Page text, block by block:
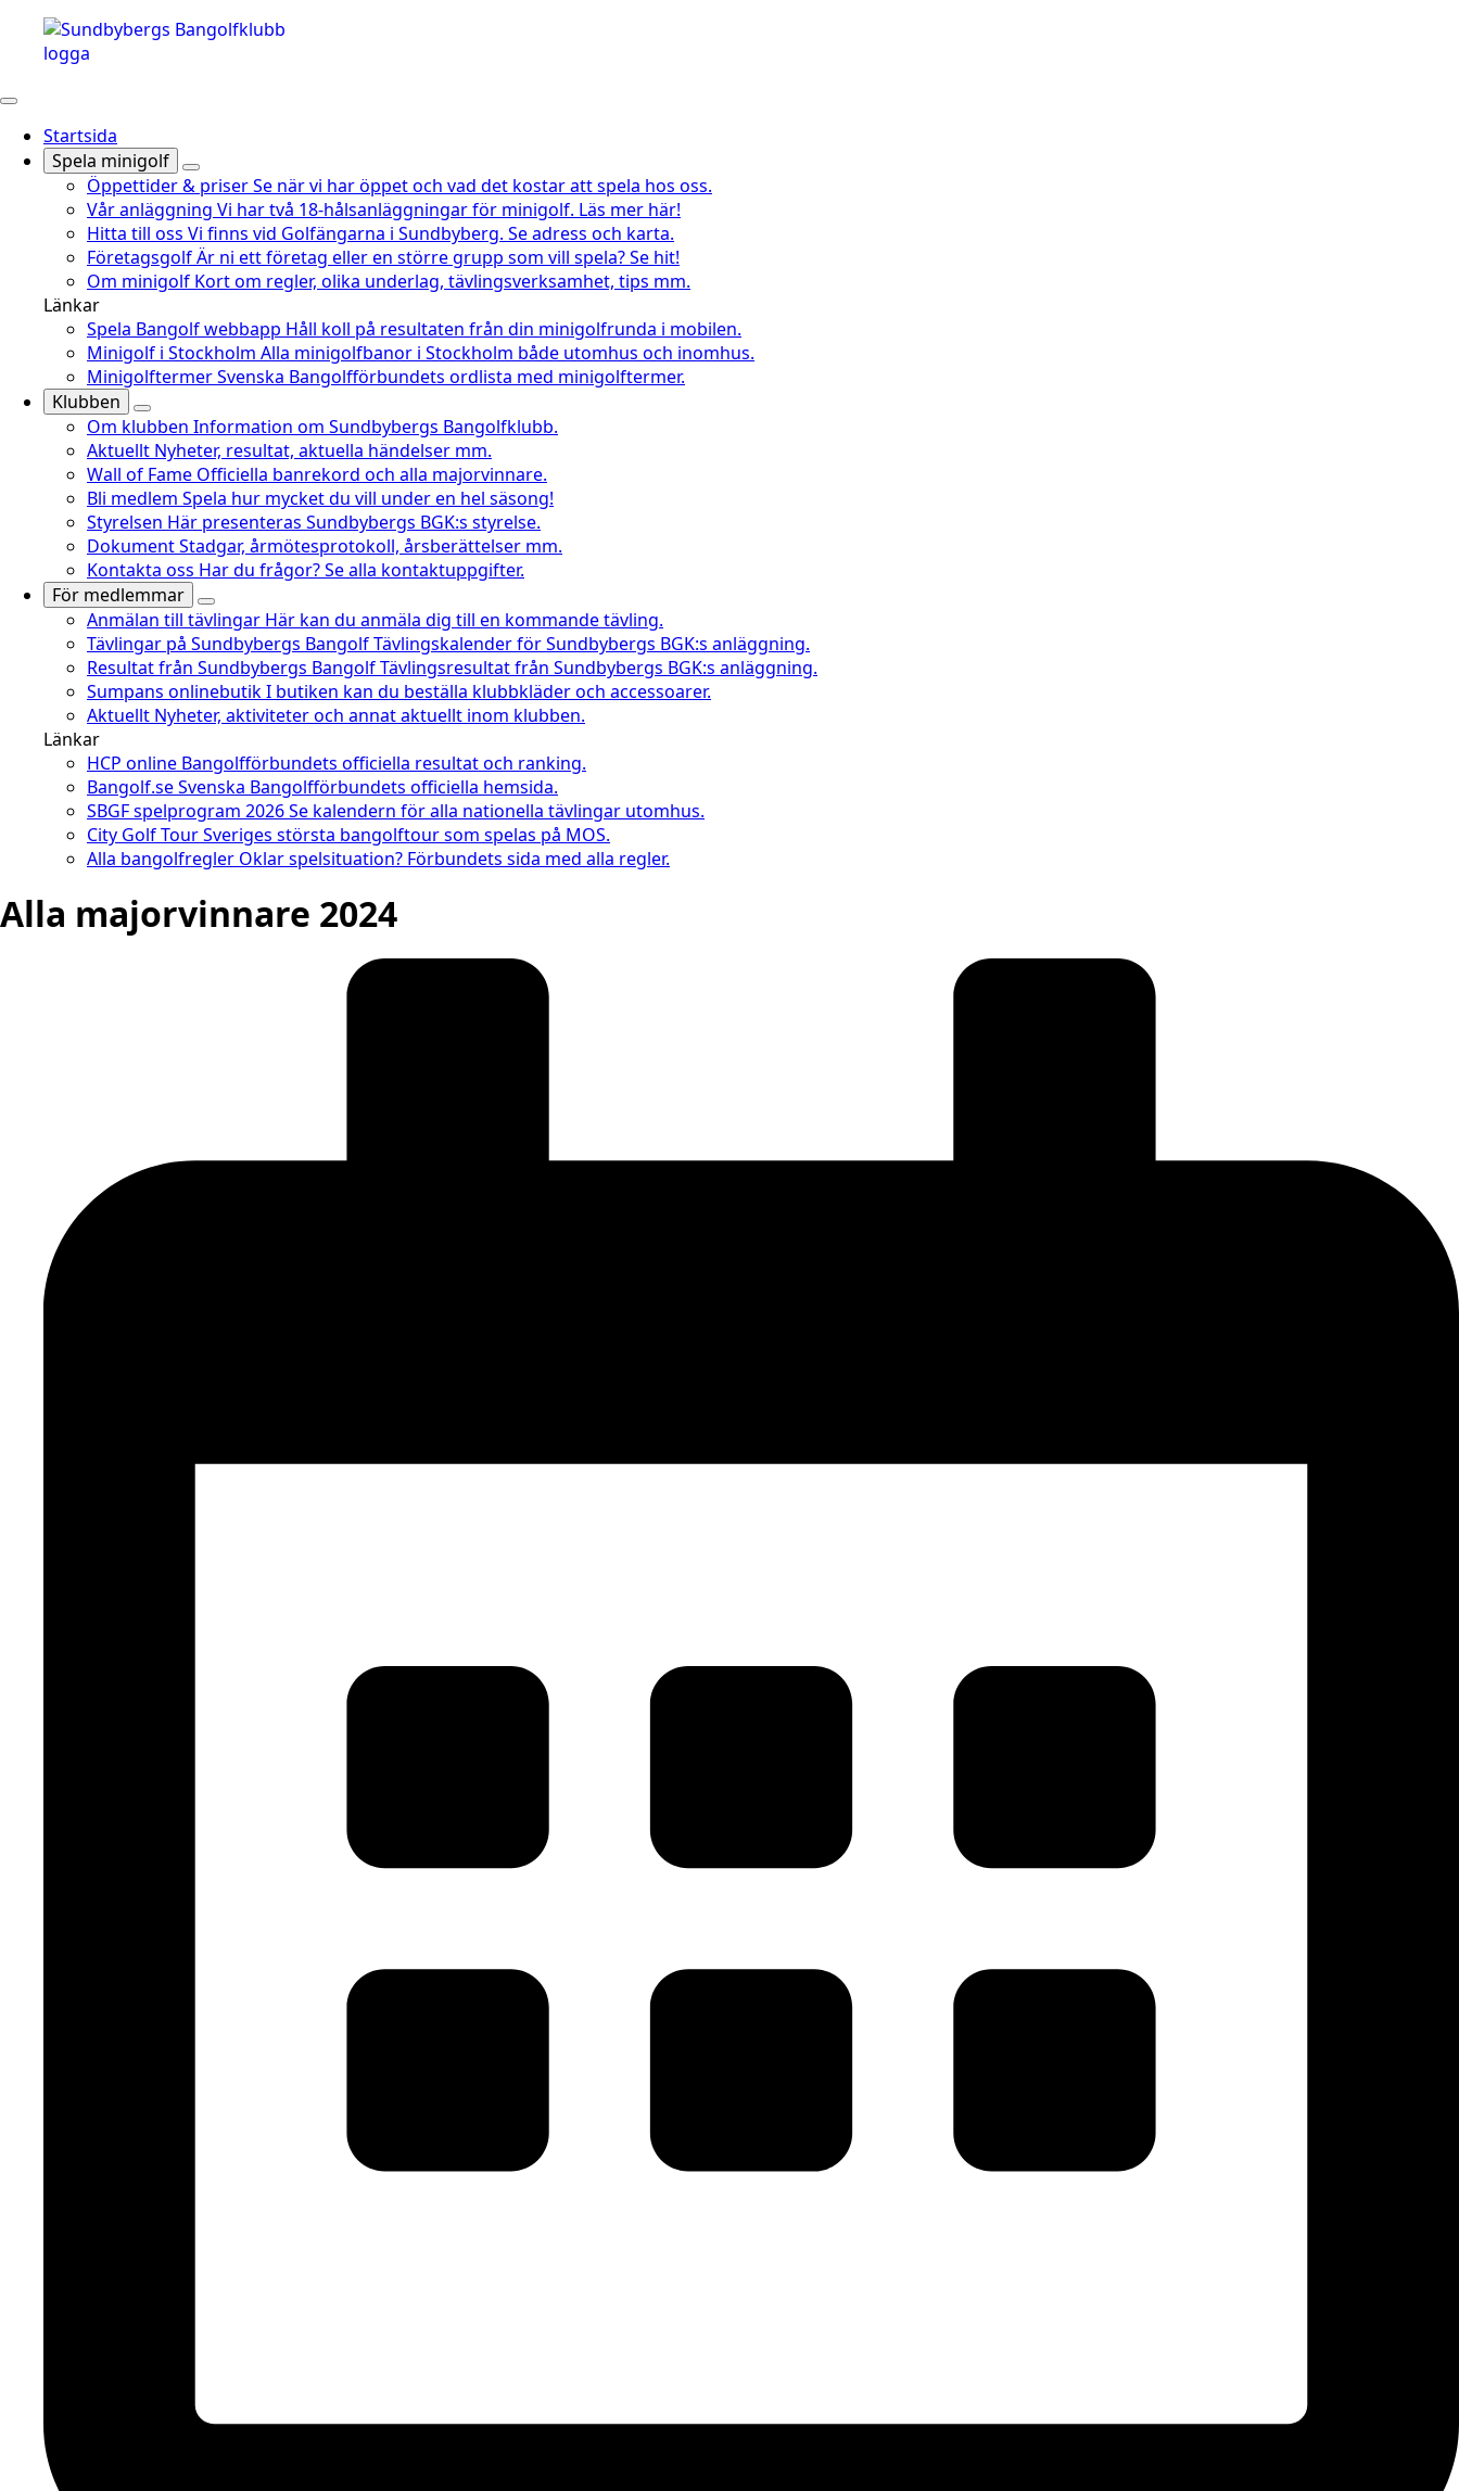
Startsida
Spela minigolf
Öppettider & priserSe när vi har öppet och vad det kostar att spela hos oss.
Vår anläggning Vi har två 18-hålsanläggningar för minigolf. Läs mer här!
Hitta till oss Vi finns vid Golfängarna i Sundbyberg. Se adress och karta.
FöretagsgolfÄr ni ett företag eller en större grupp som vill spela? Se hit!
Om minigolf Kort om regler, olika underlag, tävlingsverksamhet, tips mm.
Länkar
Spela Bangolf webbapp Håll koll på resultaten från din minigolfrunda i mobilen.
Minigolf i Stockholm Alla minigolfbanor i Stockholm både utomhus och inomhus.
MinigolftermerSvenska Bangolfförbundets ordlista med minigolftermer.
Klubben
Om klubben Information om Sundbybergs Bangolfklubb.
Aktuellt Nyheter, resultat, aktuella händelser mm.
Wall of Fame Officiella banrekord och alla majorvinnare.
Bli medlem Spela hur mycket du vill under en hel säsong!
Styrelsen Här presenteras Sundbybergs BGK:s styrelse.
DokumentStadgar, årmötesprotokoll, årsberättelser mm.
Kontakta oss Har du frågor? Se alla kontaktuppgifter.
För medlemmar
Anmälan till tävlingar Här kan du anmäla dig till en kommande tävling.
Tävlingar på Sundbybergs BangolfTävlingskalender för Sundbybergs BGK:s anläggning.
Resultat från Sundbybergs BangolfTävlingsresultat från Sundbybergs BGK:s anläggning.
Sumpans onlinebutikI butiken kan du beställa klubbkläder och accessoarer.
Aktuellt Nyheter, aktiviteter och annat aktuellt inom klubben.
Länkar
HCP online Bangolfförbundets officiella resultat och ranking.
Bangolf.seSvenska Bangolfförbundets officiella hemsida.
SBGF spelprogram 2026Se kalendern för alla nationella tävlingar utomhus.
City Golf TourSveriges största bangolftour som spelas på MOS.
Alla bangolfregler Oklar spelsituation? Förbundets sida med alla regler.
Alla majorvinnare 2024